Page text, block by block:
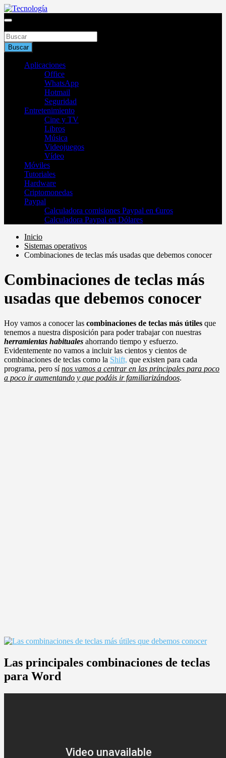
Saltar
al
Tecnología
Buscar
Aplicaciones
Office
WhatsApp
Hotmail
Seguridad
Entretenimiento
Cine y TV
Libros
Música
Videojuegos
Vídeo
Móviles
Tutoriales
Hardware
Criptomonedas
Paypal
Calculadora comisiones Paypal en €uros
Calculadora Paypal en Dólares
Inicio
Sistemas operativos
Combinaciones de teclas más usadas que debemos conocer
Combinaciones de teclas más
usadas que debemos conocer
Hoy vamos a conocer las combinaciones de teclas más útiles que
tenemos a nuestra disposición para poder trabajar con nuestras
herramientas habituales ahorrando tiempo y esfuerzo.
Evidentemente no vamos a incluir las cientos y cientos de
combinaciones de teclas como la Shift, que existen para cada
programa, pero sínos vamos a centrar en las principales para poco
a poco ir aumentando y que podáis ir familiarizándoos.
Las principales combinaciones de teclas
para Word